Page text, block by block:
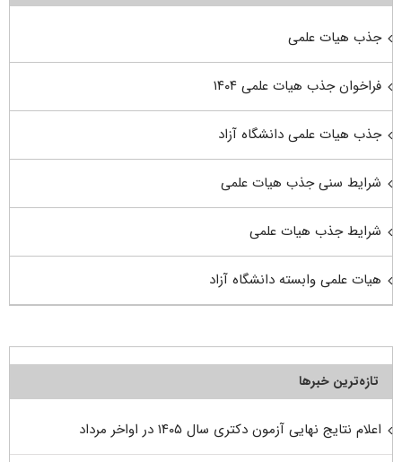
جذب هیات علمی
فراخوان جذب هیات علمی ۱۴۰۴
جذب هیات علمی دانشگاه آزاد
شرایط سنی جذب هیات علمی
شرایط جذب هیات علمی
هیات علمی وابسته دانشگاه آزاد
تازه‌ترین خبرها
اعلام نتایج نهایی آزمون دکتری سال ۱۴۰۵ در اواخر مرداد